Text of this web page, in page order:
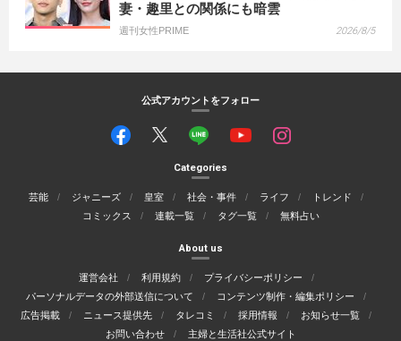
妻・趣里との関係にも暗雲
週刊女性PRIME 2026/8/5
公式アカウントをフォロー
Categories
芸能 ジャニーズ 皇室 社会・事件 ライフ
トレンド
コミックス
連載一覧 タグ一覧 無料占い
About us
運営会社 利用規約
プライバシーポリシー
パーソナルデータの外部送信について
コンテンツ制作・編集ポリシー
広告掲載
ニュース提供先 タレコミ 採用情報
お知らせ一覧
お問い合わせ
主婦と生活社公式サイト